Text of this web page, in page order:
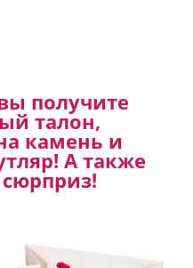
получите
талон,
камень и
А также